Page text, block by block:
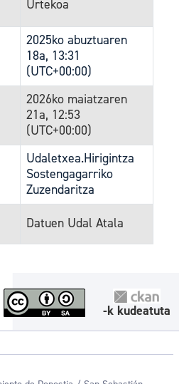
Urtekoa
2025ko abuztuaren
18a, 13:31
(UTC+00:00)
2026ko maiatzaren
21a, 12:53
(UTC+00:00)
Udaletxea.Hirigintza
Sostengagarriko
Zuzendaritza
Datuen Udal Atala
-k kudeatuta